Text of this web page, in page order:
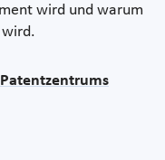
wird und warum
wird.
Patentzentrums